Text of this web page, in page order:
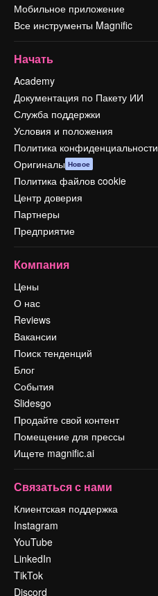
Мобильное приложение
Все инструменты Magnific
Начать
Academy
Документация по Пакету ИИ
Служба поддержки
Условия и положения
Политика конфиденциальности
Оригиналы Новое
Политика файлов cookie
Центр доверия
Партнеры
Предприятие
Компания
Цены
О нас
Reviews
Вакансии
Поиск тенденций
Блог
События
Slidesgo
Продайте свой контент
Помещение для прессы
Ищете magnific.ai
Связаться с нами
Клиентская поддержка
Instagram
YouTube
LinkedIn
TikTok
Discord